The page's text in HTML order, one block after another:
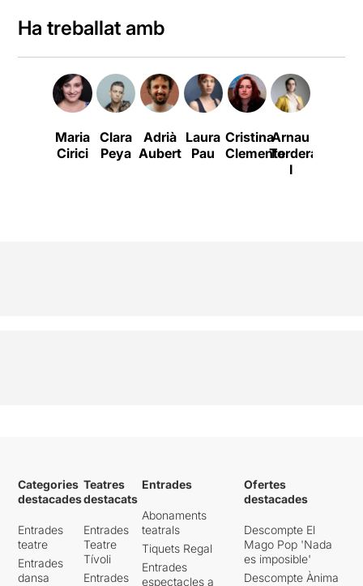
Ha treballat amb
Maria
Cirici
Clara
Peya
Adrià
Aubert
Laura
Pau
Cristina
Clemente
Arnau
Tordera
I
Categories
destacades
Entrades
teatre
Entrades
dansa
Teatres
destacats
Entrades
Teatre
Tívoli
Entrades
Entrades
Abonaments
teatrals
Tiquets Regal
Entrades
espectacles a
Ofertes
destacades
Descompte El
Mago Pop 'Nada
es imposible'
Descompte Ànima